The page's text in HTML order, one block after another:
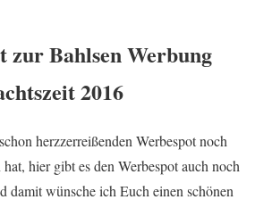
zur Bahlsen Werbung
2016
herzzerreißenden Werbespot noch
hier gibt es den Werbespot auch noch
damit wünsche ich Euch einen schönen